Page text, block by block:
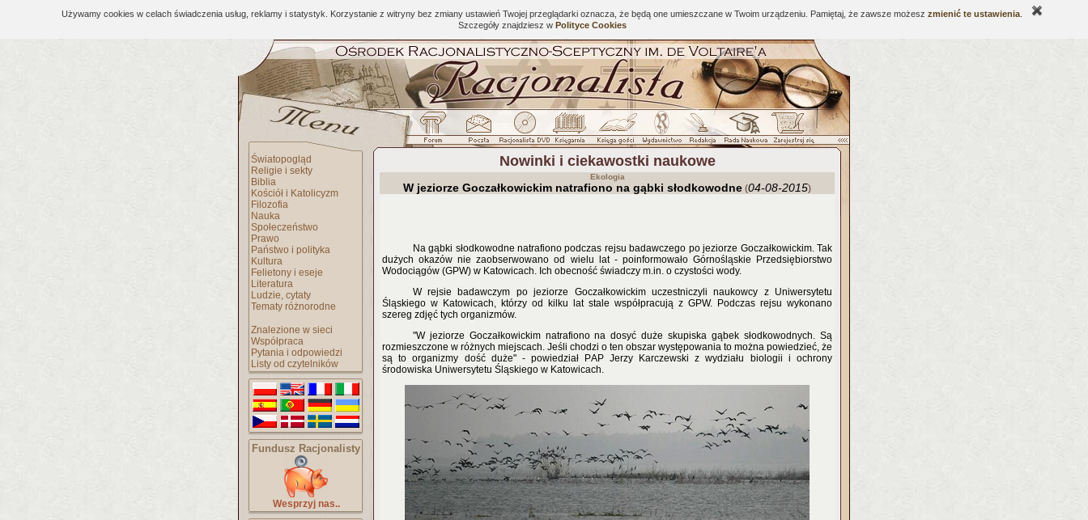
Używamy cookies w celach świadczenia usług, reklamy i statystyk. Korzystanie z witryny bez zmiany ustawień Twojej przeglądarki oznacza, że będą one umieszczane w Twoim urządzeniu. Pamiętaj, że zawsze możesz zmienić te ustawienia
Szczegóły znajdziesz w Polityce Cookies
Światopogląd
Religie i sekty
Biblia
Kościół i Katolicyzm
Filozofia
Nauka
Społeczeństwo
Prawo
Państwo i polityka
Kultura
Felietony i eseje
Literatura
Ludzie, cytaty
Tematy różnorodne
Znalezione w sieci
Współpraca
Pytania i odpowiedzi
Listy od czytelników
Fundusz Racjonalisty
Wesprzyj nas..
Nowinki i ciekawostki naukowe
Ekologia
W jeziorze Goczałkowickim natrafiono na gąbki słodkowodne (04-08-2015)
Na gąbki słodkowodne natrafiono podczas rejsu badawczego po jeziorze Goczałkowickim. Tak
dużych okazów nie zaobserwowano od wielu lat - poinformowało Górnośląskie Przedsiębiorstwo
Wodociągów (GPW) w Katowicach. Ich obecność świadczy m.in. o czystości wody.
W rejsie badawczym po jeziorze Goczałkowickim uczestniczyli naukowcy z Uniwersytetu
Śląskiego w Katowicach, którzy od kilku lat stale współpracują z GPW. Podczas rejsu wykonano
szereg zdjęć tych organizmów.
"W jeziorze Goczałkowickim natrafiono na dosyć duże skupiska gąbek słodkowodnych. Są
rozmieszczone w różnych miejscach. Jeśli chodzi o ten obszar występowania to można powiedzieć, że
są to organizmy dość duże" - powiedział PAP Jerzy Karczewski z wydziału biologii i ochrony
środowiska Uniwersytetu Śląskiego w Katowicach.